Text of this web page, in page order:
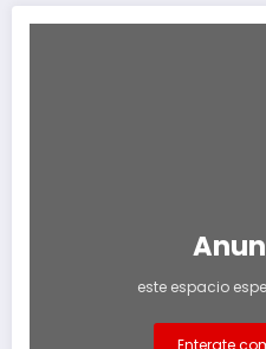
este espacio
Enterate